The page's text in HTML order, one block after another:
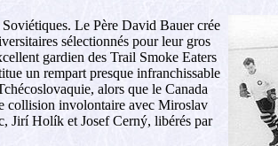
Le Père David Bauer crée
sélectionnés pour leur gros
gardien des Trail Smoke Eaters
un rempart presque infranchissable
alors que le Canada
collision involontaire avec Miroslav
Jirí Holík et Josef Cerný, libérés par